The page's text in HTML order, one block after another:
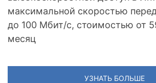
максимальной скоростью
до 100 Мбит/с, стоимостью от
месяц
УЗНАТЬ БОЛЬШЕ